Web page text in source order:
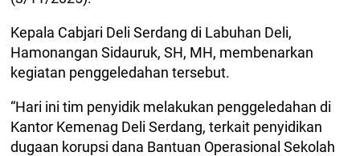
Kepala Cabjari Deli Serdang di Labuhan Deli,
Hamonangan Sidauruk, SH, MH, membenarkan
kegiatan penggeledahan tersebut.
“Hari ini tim penyidik melakukan penggeledahan di
Kantor Kemenag Deli Serdang, terkait penyidikan
dugaan korupsi dana Bantuan Operasional Sekolah